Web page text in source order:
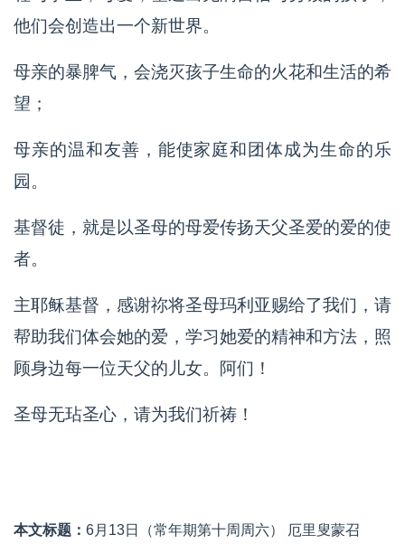
他们会创造出一个新世界。
母亲的暴脾气，会浇灭孩子生命的火花和生活的希
望；
母亲的温和友善，能使家庭和团体成为生命的乐
园。
基督徒，就是以圣母的母爱传扬天父圣爱的爱的使
者。
主耶稣基督，感谢祢将圣母玛利亚赐给了我们，请
帮助我们体会她的爱，学习她爱的精神和方法，照
顾身边每一位天父的儿女。阿们！
圣母无玷圣心，请为我们祈祷！
本文标题： 6月13日（常年期第十周周六） 厄里叟蒙召